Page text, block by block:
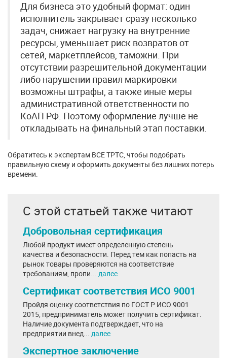
Для бизнеса это удобный формат: один
исполнитель закрывает сразу несколько
задач, снижает нагрузку на внутренние
ресурсы, уменьшает риск возвратов от
сетей, маркетплейсов, таможни. При
отсутствии разрешительной документации
либо нарушении правил маркировки
возможны штрафы, а также иные меры
административной ответственности по
КоАП РФ. Поэтому оформление лучше не
откладывать на финальный этап поставки.
Обратитесь к экспертам ВСЕ ТРТС, чтобы подобрать
правильную схему и оформить документы без лишних потерь
времени.
С этой статьей также читают
Добровольная сертификация
Любой продукт имеет определенную степень
качества и безопасности. Перед тем как попасть на
рынок товары проверяются на соответствие
требованиям, пропи... далее
Сертификат соответствия ИСО 9001
Пройдя оценку соответствия по ГОСТ Р ИСО 9001
2015, предприниматель может получить сертификат.
Наличие документа подтверждает, что на
предприятии внед... далее
Экспертное заключение